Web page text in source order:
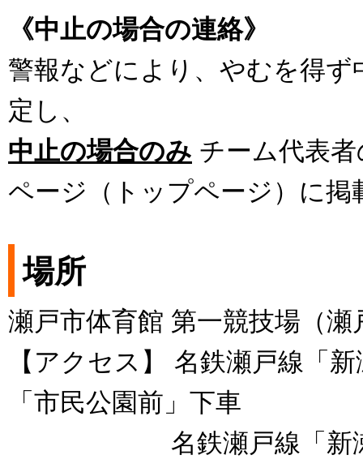
《中止の場合の連絡》
警報などにより、やむを得
定し、
中止の場合のみ チーム代表
ページ（トップページ）に掲
場所
瀬戸市体育館 第一競技場（
【アクセス】 名鉄瀬戸線「
「市民公園前」下車
名鉄瀬戸線「新瀬戸駅